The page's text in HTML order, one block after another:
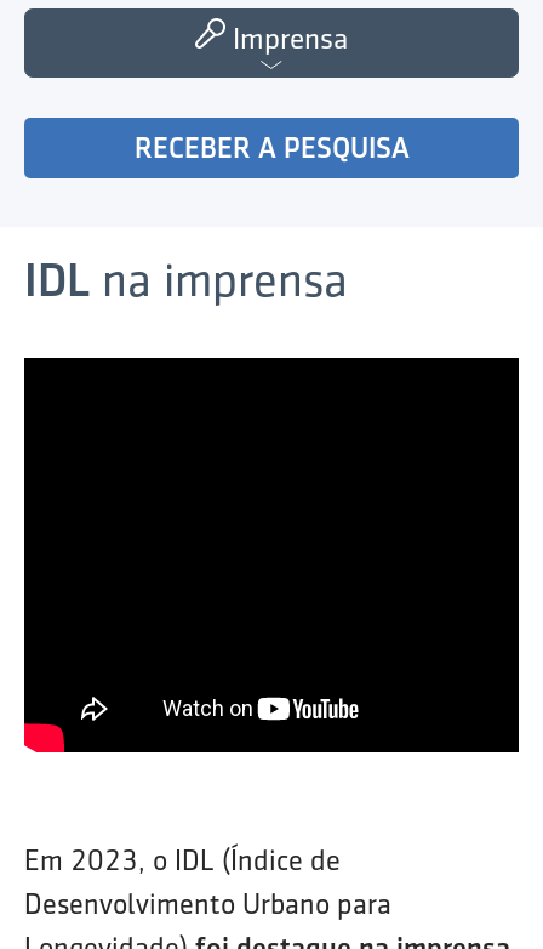
Imprensa
RECEBER A PESQUISA
IDL na imprensa
Em 2023, o IDL (Índice de
Desenvolvimento Urbano para